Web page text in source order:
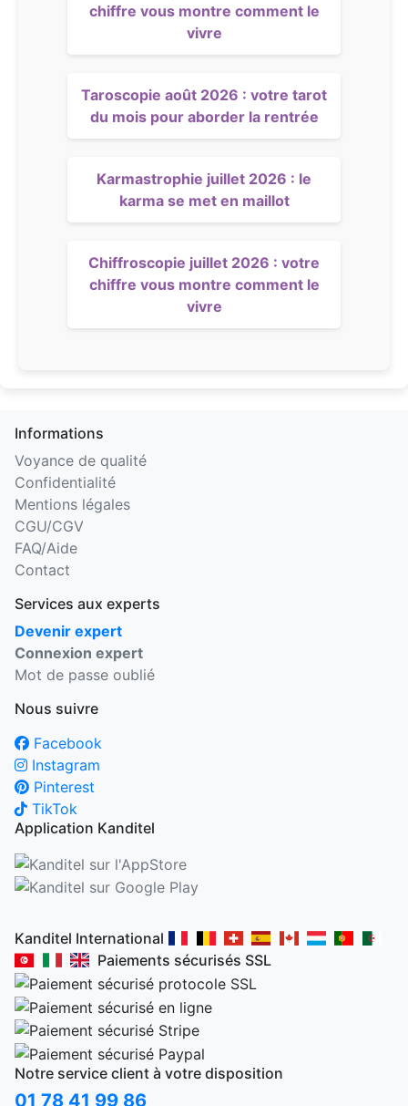
chiffre vous montre comment le
vivre
Taroscopie août 2026 : votre tarot
du mois pour aborder la rentrée
Karmastrophie juillet 2026 : le
karma se met en maillot
Chiffroscopie juillet 2026 : votre
chiffre vous montre comment le
vivre
Informations
Voyance de qualité
Confidentialité
Mentions légales
CGU/CGV
FAQ/Aide
Contact
Services aux experts
Devenir expert
Connexion expert
Mot de passe oublié
Nous suivre
Facebook
Instagram
Pinterest
TikTok
Application Kanditel
Kanditel International
Paiements sécurisés SSL
Notre service client à votre disposition
01 78 41 99 86